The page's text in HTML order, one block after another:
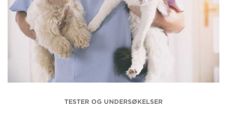
TESTER OG UNDERSØKELSER